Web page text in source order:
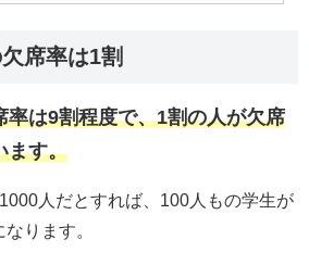
席率は1割
率は9割程度で、1割の人が欠席
ます。
人だとすれば、100人もの学生が
ります。